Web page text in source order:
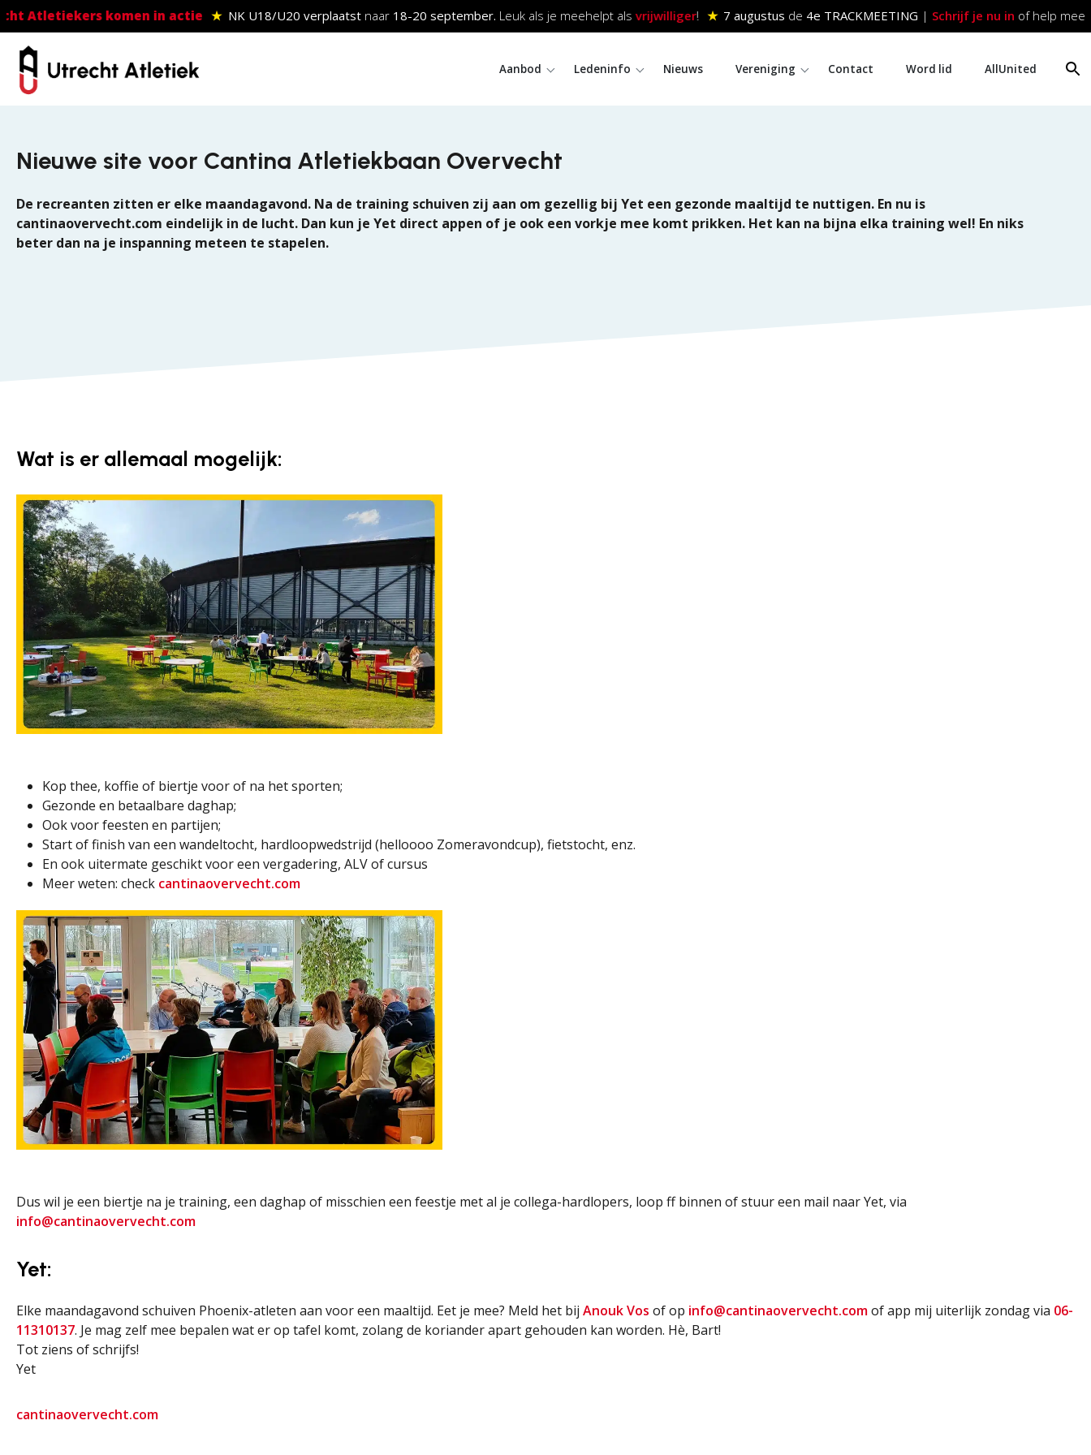
Skip to main content
Atletiekers komen in actie ★ NK U18/U20 verplaatstnaar18-20september.Leuk als je meehelpt alsvrijwilliger! ★ 7 augustusde4e TRACKMEETING| Schrijf je nu inof help mee
Aanbod Ledeninfo Nieuws Vereniging Contact Word lid AllUnited
Nieuwe site voor Cantina Atletiekbaan Overvecht
De recreanten zitten er elke maandagavond. Na de training schuiven zij aan om gezellig bij Yet een gezonde maaltijd te nuttigen. En nu is
cantinaovervecht.com eindelijk in de lucht. Dan kun je Yet direct appen of je ook een vorkje mee komt prikken. Het kan na bijna elka training wel! En niks
beter dan na je inspanning meteen te stapelen.
Wat is er allemaal mogelijk:
Kop thee, koffie of biertje voor of na het sporten;
Gezonde en betaalbare daghap;
Ook voor feesten en partijen;
Start of finish van een wandeltocht, hardloopwedstrijd (helloooo Zomeravondcup), fietstocht, enz.
En ook uitermate geschikt voor een vergadering, ALV of cursus
Meer weten: check cantinaovervecht.com
Dus wil je een biertje na je training, een daghap of misschien een feestje met al je collega-hardlopers, loop ff binnen of stuur een mail naar Yet, via
info@cantinaovervecht.com
Yet:
Elke maandagavond schuiven Phoenix-atleten aan voor een maaltijd. Eet je mee? Meld het bij Anouk Vos of op info@cantinaovervecht.comof app mij uiterlijk zondag via 06-
11310137. Je mag zelf mee bepalen wat er op tafel komt, zolang de koriander apart gehouden kan worden. Hè, Bart!
Tot ziens of schrijfs!
Yet
cantinaovervecht.com